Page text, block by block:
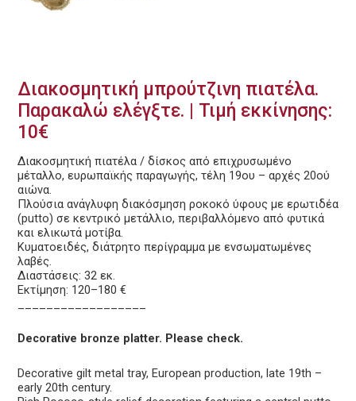
Διακοσμητική μπρούτζινη πιατέλα.
Παρακαλώ ελέγξτε. | Τιμή εκκίνησης:
10€
Διακοσμητική πιατέλα / δίσκος από επιχρυσωμένο
μέταλλο, ευρωπαϊκής παραγωγής, τέλη 19ου – αρχές 20ού
αιώνα.
Πλούσια ανάγλυφη διακόσμηση ροκοκό ύφους με ερωτιδέα
(putto) σε κεντρικό μετάλλιο, περιβαλλόμενο από φυτικά
και ελικωτά μοτίβα.
Κυματοειδές, διάτρητο περίγραμμα με ενσωματωμένες
λαβές.
Διαστάσεις: 32 εκ.
Εκτίμηση: 120–180 €
Decorative bronze platter. Please check.
Decorative gilt metal tray, European production, late 19th –
early 20th century.